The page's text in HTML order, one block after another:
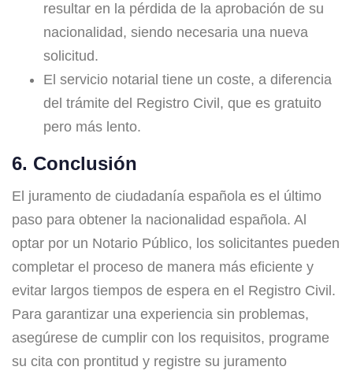
resultar en la pérdida de la aprobación de su
nacionalidad, siendo necesaria una nueva
solicitud.
El servicio notarial tiene un coste, a diferencia
del trámite del Registro Civil, que es gratuito
pero más lento.
6. Conclusión
El juramento de ciudadanía española es el último
paso para obtener la nacionalidad española. Al
optar por un Notario Público, los solicitantes pueden
completar el proceso de manera más eficiente y
evitar largos tiempos de espera en el Registro Civil.
Para garantizar una experiencia sin problemas,
asegúrese de cumplir con los requisitos, programe
su cita con prontitud y registre su juramento